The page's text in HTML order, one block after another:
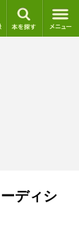
ン 新規登録
ディシ